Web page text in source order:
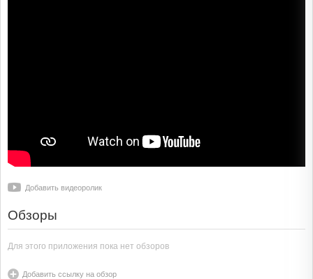
Добавить видеоролик
Обзоры
Для этого приложения пока нет обзоров
Добавить ссылку на обзор